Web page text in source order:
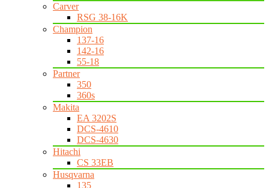
Carver
RSG 38-16K
Champion
137-16
142-16
55-18
Partner
350
360s
Makita
EA 3202S
DCS-4610
DCS-4630
Hitachi
CS 33EB
Husqvarna
135